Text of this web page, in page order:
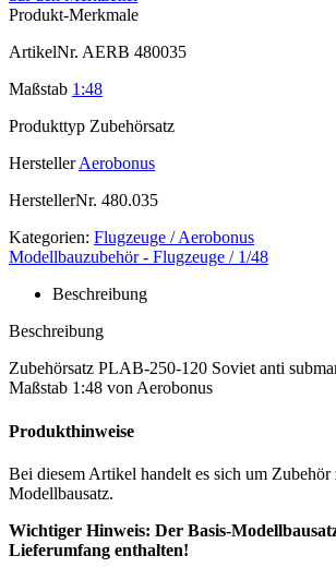
Produkt-Merkmale
ArtikelNr. AERB 480035
Maßstab 1:48
Produkttyp Zubehörsatz
Hersteller Aerobonus
HerstellerNr. 480.035
Kategorien: Flugzeuge / Aerobonus
Modellbauzubehör - Flugzeuge / 1/48
Beschreibung
Beschreibung
Zubehörsatz PLAB-250-120 Soviet anti
Maßstab 1:48 von Aerobonus
Produkthinweise
Bei diesem Artikel handelt es sich um Zubehör
Modellbausatz.
Wichtiger Hinweis: Der Basis-
Lieferumfang enthalten!